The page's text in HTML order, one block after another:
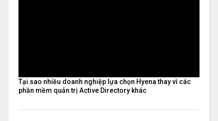
Tại sao nhiều doanh nghiệp lựa chọn Hyena thay vì các
phần mềm quản trị Active Directory khác